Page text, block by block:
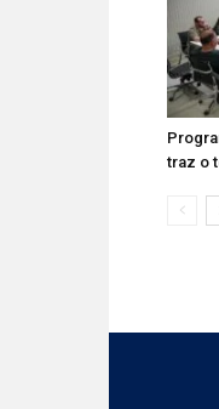
traz o